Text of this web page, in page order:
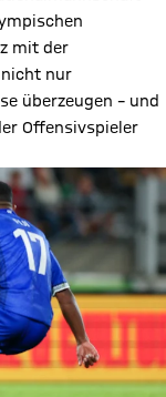
mit der
nicht nur
überzeugen – und
Offensivspieler